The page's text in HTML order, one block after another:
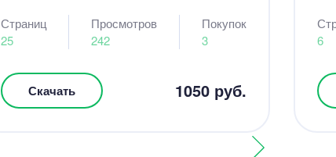
Страниц
25
Просмотров
242
Покупок
3
Скачать 1050 руб.
6